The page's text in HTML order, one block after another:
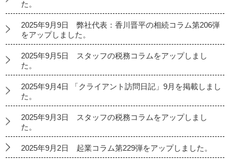
た。
2025年9月9日 弊社代表：香川晋平の相続コラム第206弾
をアップしました。
2025年9月5日 スタッフの税務コラムをアップしまし
た。
2025年9月4日 「クライアント訪問日記」9月を掲載しまし
た。
2025年9月3日 スタッフの税務コラムをアップしまし
た。
2025年9月2日 起業コラム第229弾をアップしました。